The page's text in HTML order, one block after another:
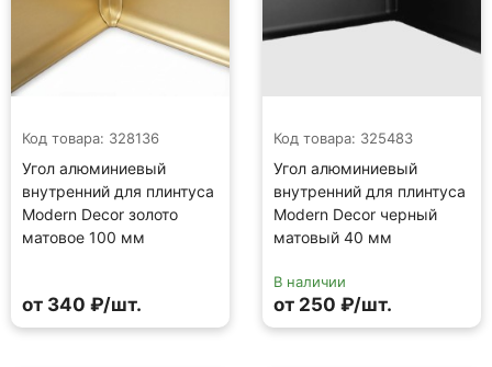
Код товара: 328136
Угол алюминиевый
внутренний для плинтуса
Modern Decor золото
матовое 100 мм
от 340 ₽/шт.
Код товара: 325483
Угол алюминиевый
внутренний для плинтуса
Modern Decor черный
матовый 40 мм
В наличии
от 250 ₽/шт.